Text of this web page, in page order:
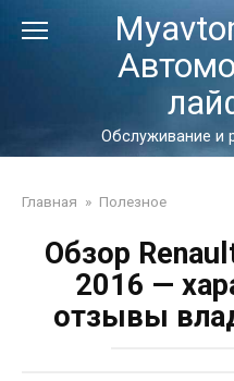
Обслуживание и
Главная » Полезное
Обзор
2016 —
отзывы